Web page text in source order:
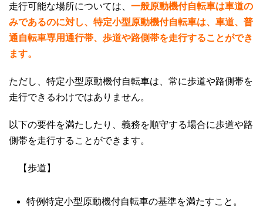
走行可能な場所については、 一般原動機付自転車は車道の
みであるのに対し、特定小型原動機付自転車は、車道、普
通自転車専用通行帯、歩道や路側帯を走行することができ
ます。
ただし、特定小型原動機付自転車は、常に歩道や路側帯を
走行できるわけではありません。
以下の要件を満たしたり、義務を順守する場合に歩道や路
側帯を走行することができます。
【歩道】
特例特定小型原動機付自転車の基準を満たすこと。